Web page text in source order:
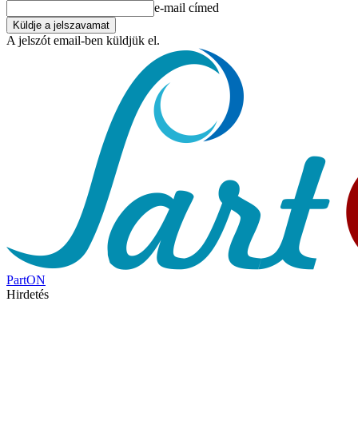
e-mail címed
A jelszót email-ben küldjük el.
PartON
Hirdetés